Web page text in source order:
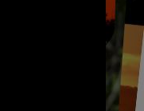
bovenuit steekt
is dit het
safari's. Per boot
jachtplek van de